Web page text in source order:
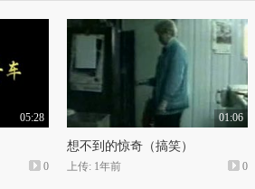
05:28
0
01:06
想不到的惊奇（搞笑）
上传: 1年前 0